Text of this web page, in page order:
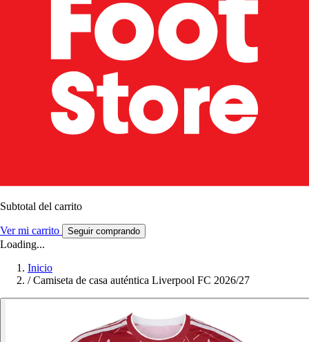
Subtotal del carrito
Ver mi carrito Seguir comprando
Loading...
Inicio
/ Camiseta de casa auténtica Liverpool FC 2026/27